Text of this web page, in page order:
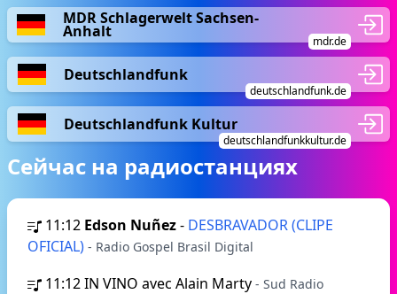
MDR Schlagerwelt Sachsen-
Anhalt
mdr.de
Deutschlandfunk
deutschlandfunk.de
Deutschlandfunk Kultur
deutschlandfunkkultur.de
Сейчас на радиостанциях
11:12 Edson Nuñez- DESBRAVADOR (CLIPE
OFICIAL) - Radio Gospel Brasil Digital
11:12IN VINO avec Alain Marty - Sud Radio